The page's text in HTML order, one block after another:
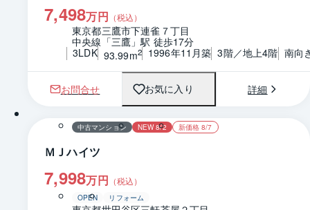
7,498万円 （税込）
東京都三鷹市下連雀７丁目
中央線「三鷹」駅 徒歩17分
3LDK 93.99m2 1996年11月築 3階／地上4階 南向
お問合せ お気に入り 詳細
1 / 0 間取り
中古マンション NEW 8/2 新価格 8/7
ＭＪハイツ
7,998万円 （税込）
OPEN リフォーム